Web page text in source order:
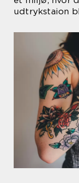
udtrykstaion